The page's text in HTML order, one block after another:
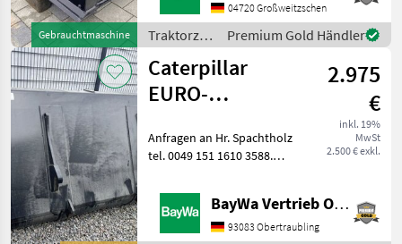
Gebrauchtmaschine
04720 Großweitzschen
Traktorzubehör
/
Caterpillar
Premium Gold Händler
Caterpillar
EURO-
LEICHTGUTSCHAUFEL
1,9 M3
2.975
€
inkl. 19%
MwSt
2.500 € exkl.
Anfragen an Hr. Spachtholz
tel. 0049 151 1610 3588.
Kommunalgeräte
BayWa Vertrieb Obertraubling
93083 Obertraubling